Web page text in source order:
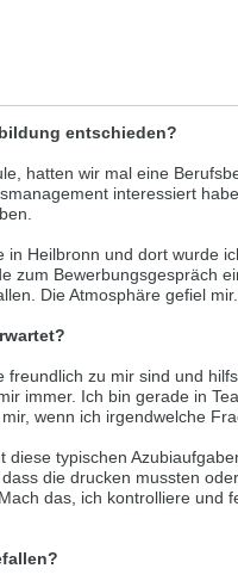
Sprache als die derzeit
auf Deutsch verfügbar.
Version bleiben
another language than the
Czech. Would you like to
jaký je momentálně používán.
přepnout na českou verzi?
je právě používaný jazyk. Tato
si přejít na německou verzi?
entschieden?
hatten wir mal eine
interessiert
in Heilbronn und dort wurde
zum Bewerbungsgespräch
Die Atmosphäre gefiel mir.
freundlich zu mir sind und
immer. Ich bin gerade in
wenn ich irgendwelche
diese typischen
die drucken mussten
das, ich kontrolliere und